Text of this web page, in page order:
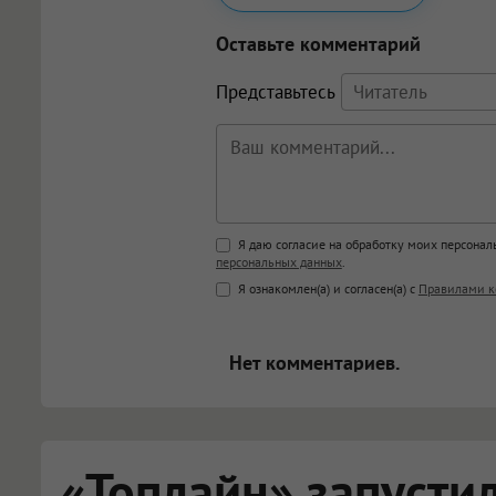
Оставьте комментарий
Представьтесь
Поддержка HTML
<b>, <strong>, <u>, <i>, <em>,
<blockquote>, <code>
Я даю согласие на обработку моих
персональных данных.
Я ознакомлен(а) и согласен(а) с Правилами
Нет комментариев.